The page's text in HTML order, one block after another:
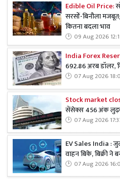
Edible Oil Price:
सरसों-बिनौला
कितना बदला भाव
09 Aug 2026
India Forex
692.86 अरब डॉलर,
07 Aug 2026
Stock market
सेंसेक्स 456 अंक
07 Aug 2026
EV Sales India :
वाहन बिके, बिक्री ने
07 Aug 2026